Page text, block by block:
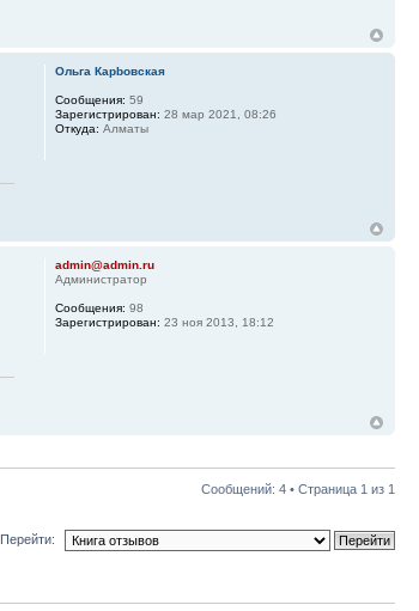
Ольга Карbовская
Сообщения: 59
Зарегистрирован: 28 мар 2021, 08:26
Откуда: Алматы
admin@admin.ru
Администратор
Сообщения: 98
Зарегистрирован: 23 ноя 2013, 18:12
Сообщений: 4 • Страница 1 из 1
Перейти: